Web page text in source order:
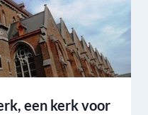
een kerk voor